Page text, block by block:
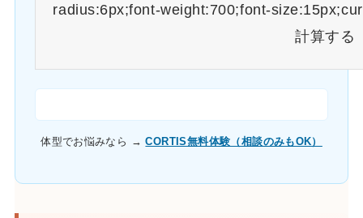
radius:6px;font-weight:700;font-
計算する
体型でお悩みなら →CORTIS無料体験（相談のみもOK）